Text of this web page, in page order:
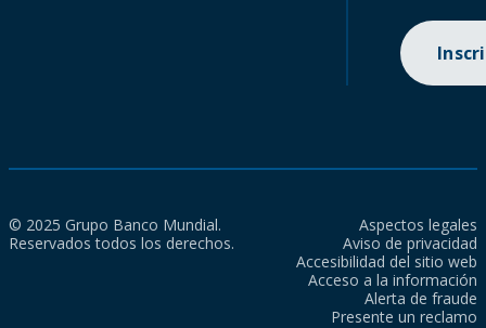
© 2025 Grupo Banco Mundial.
Reservados todos los derechos.
Aspectos legales
Aviso de privacidad
Accesibilidad del sitio web
Acceso a la información
Alerta de fraude
Presente un reclamo